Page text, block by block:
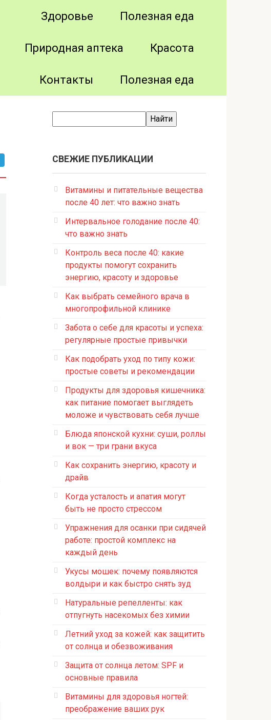
Здоровье Полезная еда
Природная аптека Красота
Контакты Полезная еда
СВЕЖИЕ ПУБЛИКАЦИИ
Витамины и питательные вещества
после 40 лет: что важно знать
Интервальное голодание после 40:
что важно знать
Контроль веса после 40: какие
продукты помогут сохранить
энергию, красоту и здоровье
Как выбрать семейного врача в
многопрофильной клинике
Забота о себе для красоты и успеха:
регулярные простые привычки
Как подобрать уход по типу кожи:
простые советы и рекомендации
Продукты для здоровья кишечника:
как питание помогает выглядеть
моложе и чувствовать себя лучше
Блюда японской кухни: суши, роллы
и вок — три грани вкуса
Как сохранить энергию, красоту и
драйв
Когда усталость и апатия могут
быть не просто стрессом
Упражнения для осанки при сидячей
работе: простой комплекс на
каждый день
Укусы мошек: почему появляются
волдыри и как быстро снять зуд
Натуральные репелленты: как
отпугнуть насекомых без химии
Летний уход за кожей: как защитить
от солнца и обезвоживания
Защита от солнца летом: SPF и
основные правила
Витамины для здоровья ногтей:
преображение ваших рук